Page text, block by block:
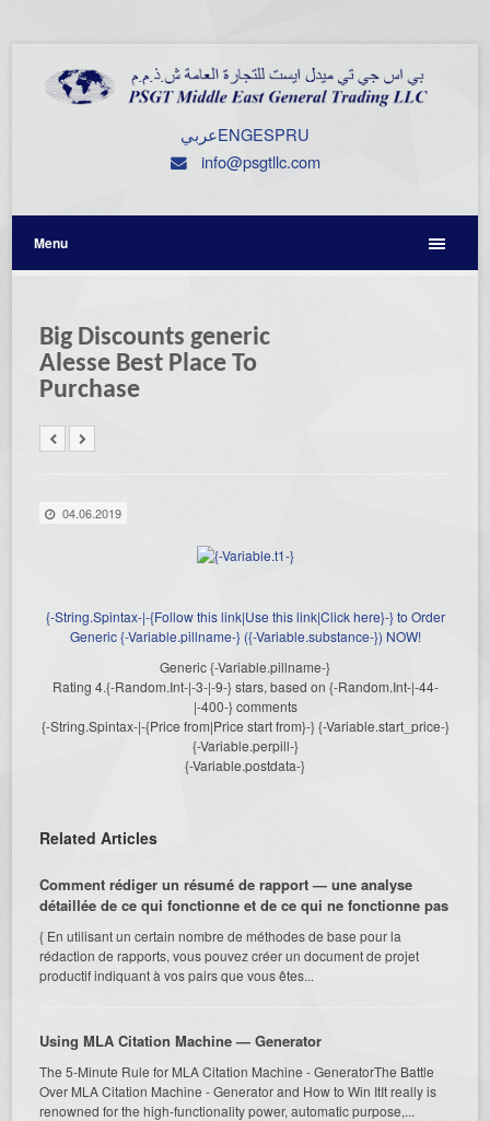
عربيENGESPRU
info@psgtllc.com
Menu
Big Discounts generic
Alesse Best Place To
Purchase
04.06.2019
{-String.Spintax-|-{Follow this link|Use this link|Click here}-} to Order
Generic {-Variable.pillname-} ({-Variable.substance-}) NOW!
Generic {-Variable.pillname-}
Rating 4.{-Random.Int-|-3-|-9-} stars, based on {-Random.Int-|-44-
|-400-} comments
{-String.Spintax-|-{Price from|Price start from}-} {-Variable.start_price-}
{-Variable.perpill-}
{-Variable.postdata-}
Related Articles
Comment rédiger un résumé de rapport — une analyse
détaillée de ce qui fonctionne et de ce qui ne fonctionne pas
{ En utilisant un certain nombre de méthodes de base pour la
rédaction de rapports, vous pouvez créer un document de projet
productif indiquant à vos pairs que vous êtes...
Using MLA Citation Machine — Generator
The 5-Minute Rule for MLA Citation Machine - GeneratorThe Battle
Over MLA Citation Machine - Generator and How to Win ItIt really is
renowned for the high-functionality power, automatic purpose,...